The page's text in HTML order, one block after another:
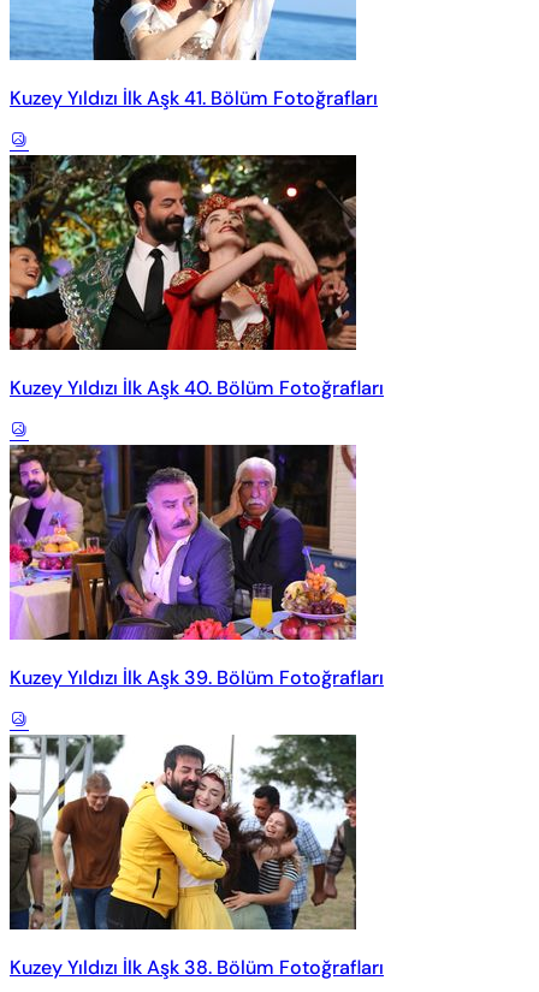
Kuzey Yıldızı İlk Aşk 41. Bölüm Fotoğrafları
Kuzey Yıldızı İlk Aşk 40. Bölüm Fotoğrafları
Kuzey Yıldızı İlk Aşk 39. Bölüm Fotoğrafları
Kuzey Yıldızı İlk Aşk 38. Bölüm Fotoğrafları